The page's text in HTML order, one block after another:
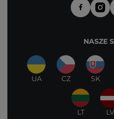
NASZE
UA CZ SK
LT LV